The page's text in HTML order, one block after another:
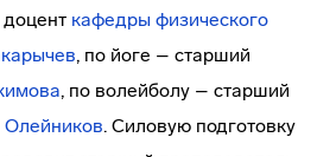
кафедры физического
, по йоге – старший
, по волейболу – старший
. Силовую подготовку